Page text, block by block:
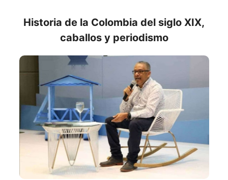
Historia de la Colombia del siglo XIX,
caballos y periodismo